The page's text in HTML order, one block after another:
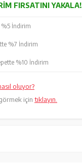
FIRSATINI YAKALA!
%5 İndirim
%7 İndirim
%10 İndirim
oluyor?
için tıklayın.